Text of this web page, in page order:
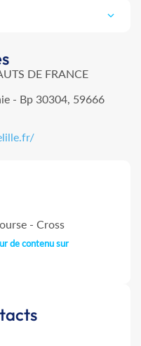
DE FRANCE
- Bp 30304, 59666
- Cross
de contenu sur